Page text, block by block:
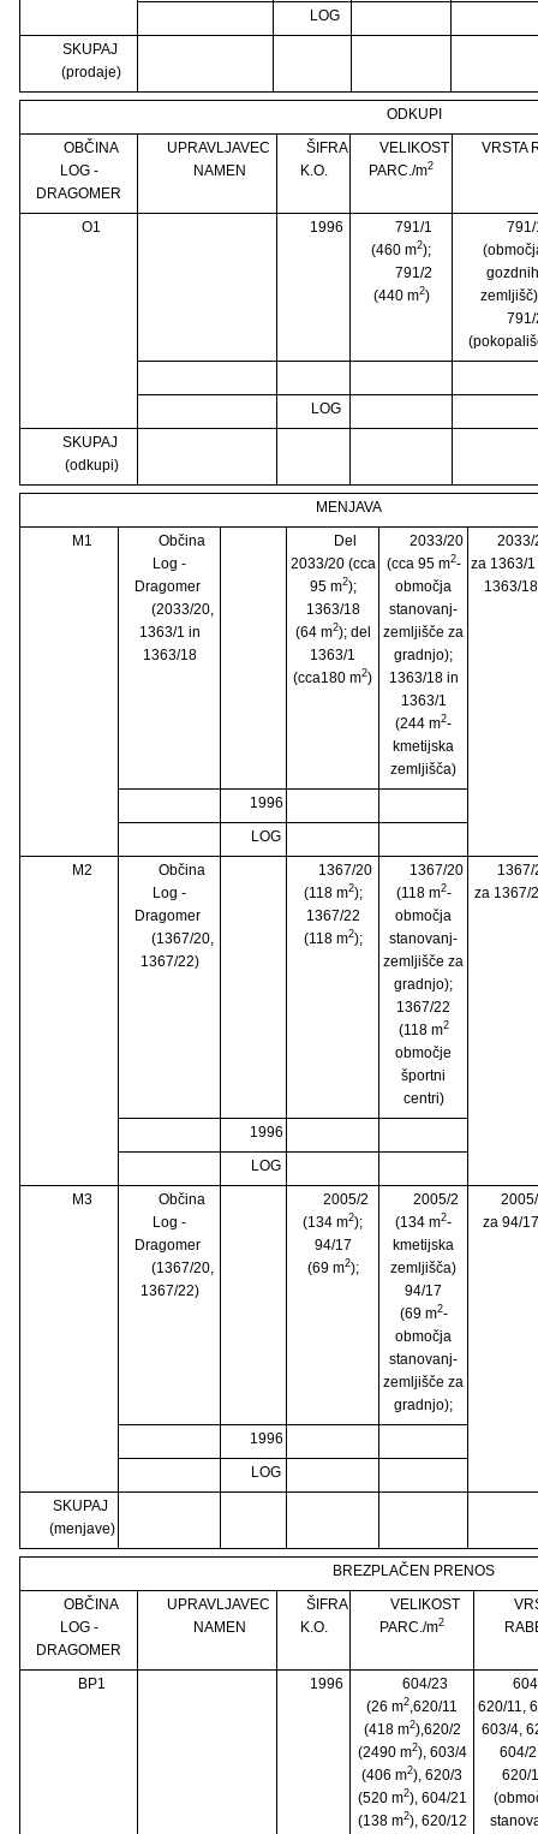
LOG
SKUPAJ
(prodaje)
ODKUPI
OBČINA
LOG -
DRAGOMER
UPRAVLJAVEC
NAMEN
ŠIFRA
K.O.
VELIKOST
PARC./m2
VRSTA
O1 1996
791/1
(460 m2);
791/2
(440 m2)
gozdnih
LOG
SKUPAJ
(odkupi)
MENJAVA
M1
Občina
Log -
Dragomer
(2033/20,
1363/1 in
1363/18
Del
2033/20 (cca
95 m2);
1363/18
(64 m2); del
1363/1
(cca180 m2)
2033/20
(cca 95 m2-
območja
stanovanj-
zemljišče za
gradnjo);
1363/18 in
1363/1
(244 m2-
kmetijska
zemljišča)
2033/
za 1363/
1363/18
1996
LOG
M2
Občina
Log -
Dragomer
(1367/20,
1367/22)
1367/20
(118 m2);
1367/22
(118 m2);
1367/20
(118 m2-
območja
stanovanj-
zemljišče za
gradnjo);
1367/22
(118 m2
območje
športni
centri)
1367/
za 1367/
1996
LOG
M3
Občina
Log -
Dragomer
(1367/20,
1367/22)
2005/2
(134 m2);
94/17
(69 m2);
2005/2
(134 m2-
kmetijska
zemljišča)
94/17
(69 m2-
območja
stanovanj-
zemljišče za
gradnjo);
za 94/17
1996
LOG
SKUPAJ
(menjave)
BREZPLAČEN PRENOS
OBČINA
LOG -
DRAGOMER
UPRAVLJAVEC
NAMEN
ŠIFRA
K.O.
VELIKOST
PARC./m2
BP1 1996
604/23
(26 m2,620/11
(418 m2),620/2
(2490 m2), 603/4
(406 m2), 620/3
(520 m2), 604/21
(138 m2), 620/12
620/11,
603/4,
604/
620/